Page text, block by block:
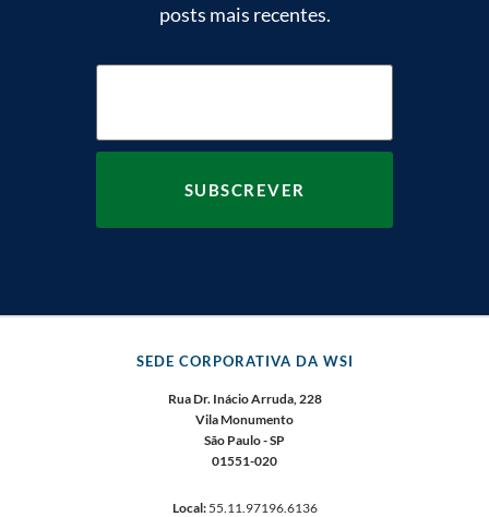
posts mais recentes.
SEDE CORPORATIVA DA WSI
Rua Dr. Inácio Arruda, 228
Vila Monumento
São Paulo - SP
01551-020
Local: 55.11.97196.6136